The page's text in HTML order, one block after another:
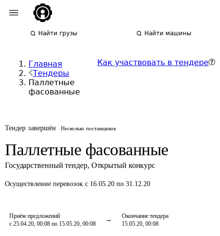
Найти грузы Найти машины
Главная
Тендеры
Паллетные
фасованные
Как участвовать в тендере
Тендер завершён Несколько поставщиков
Паллетные фасованные
Государственный тендер, Открытый конкурс
Осуществление перевозок с 16.05.20 по 31.12.20
Приём предложений
с 25.04.20, 00:08 по 15.05.20, 00:08
Окончание тендера
15.05.20, 00:08